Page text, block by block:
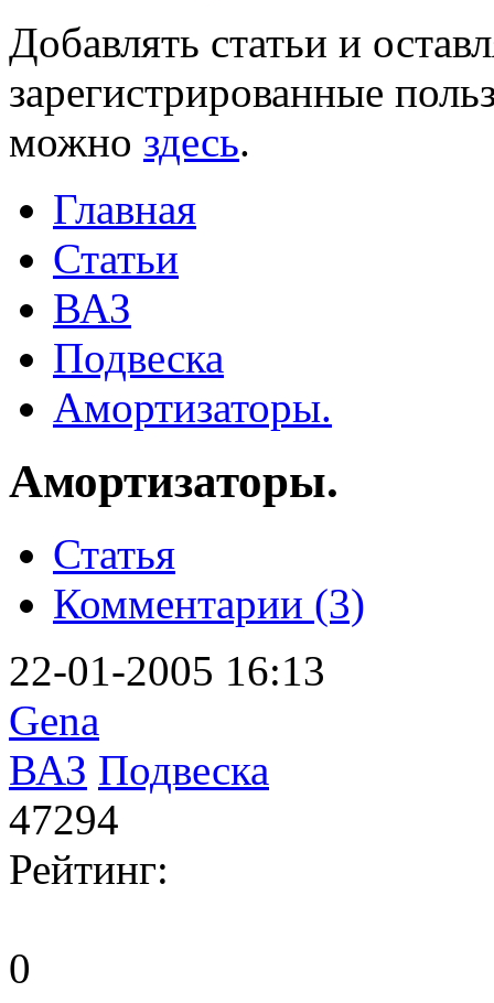
Добавлять статьи и
зарегистрированные
можно здесь.
Главная
Статьи
ВАЗ
Подвеска
Амортизаторы.
Амортизаторы.
Статья
Комментарии (3)
22-01-2005 16:13
Gena
ВАЗ Подвеска
47294
Рейтинг:
0